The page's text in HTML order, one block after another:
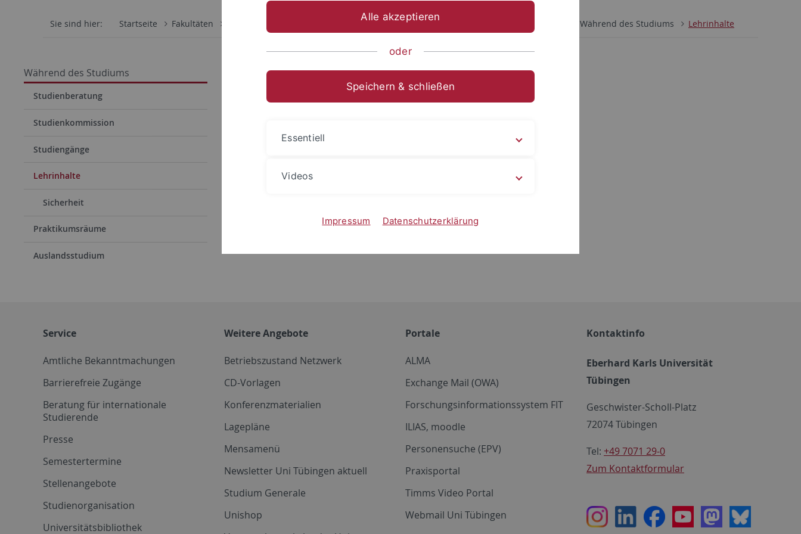
Sie sind hier: Startseite Fakultäten Mathematisch-Naturwissenschaftliche Fakultät Fachbereiche Während des Studiums Lehrinhalte
Während des Studiums
Studienberatung
Studienkommission
Studiengänge
Lehrinhalte
Sicherheit
Praktikumsräume
Auslandsstudium
Lehrinhalte
Auf den nachfolgenden Seiten erhalten Sie Informationen über
Inhalte zu laufenden Vorlesungen
Service
Amtliche Bekanntmachungen
Barrierefreie Zugänge
Beratung für internationale
Studierende
Presse
Semestertermine
Stellenangebote
Studienorganisation
Universitätsbibliothek
Weitere Angebote
Betriebszustand Netzwerk
CD-Vorlagen
Konferenzmaterialien
Lagepläne
Mensamenü
Newsletter Uni Tübingen aktuell
Studium Generale
Unishop
Portale
ALMA
Exchange Mail (OWA)
Forschungsinformationssystem FIT
ILIAS, moodle
Personensuche (EPV)
Praxisportal
Timms Video Portal
Webmail Uni Tübingen
Kontaktinfo
Eberhard Karls Universität
Tübingen
Geschwister-Scholl-Platz
72074 Tübingen
Tel: +49 7071 29-0
Zum Kontaktformular
InstagramLinkedInFacebookYoutubeMastodon
Bluesky
Alle akzeptieren
oder
Speichern & schließen
Essentiell
Videos
Impressum Datenschutzerklärung